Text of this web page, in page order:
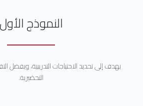
النموذج الأول
يهدف إلى تحديد الاحتياجات التدريبية، ويفضل
التحضيرية.